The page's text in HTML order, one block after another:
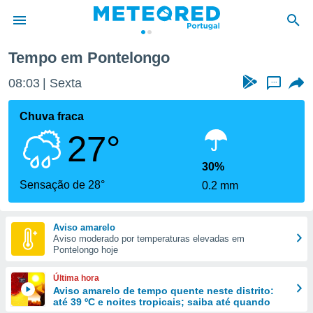
da
foi
fornecidas
a este
das
e
forma
digital
Tempo em Pontelongo
08:03 Sexta ...
Chuva fraca
27°
Sensação de 28°
30%
0.2 mm
Aviso amarelo
Aviso moderado por temperaturas elevadas em
Pontelongo hoje
Última hora
Aviso amarelo de tempo quente neste distrito:
até 39 ºC e noites tropicais; saiba até quando